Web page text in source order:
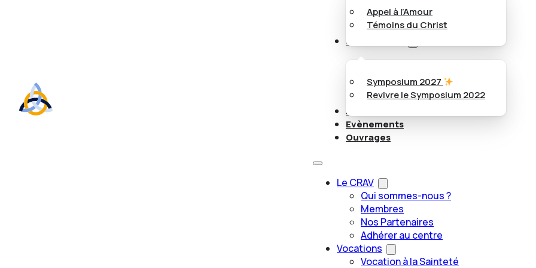
Appel à l’Amour
Témoins du Christ
Symposiums
Symposium 2027
Revivre le Symposium 2022
Articles
Evènements
Ouvrages
Le CRAV
Qui sommes-nous ?
Membres
Nos Partenaires
Adhérer au centre
Vocations
Vocation à la Sainteté